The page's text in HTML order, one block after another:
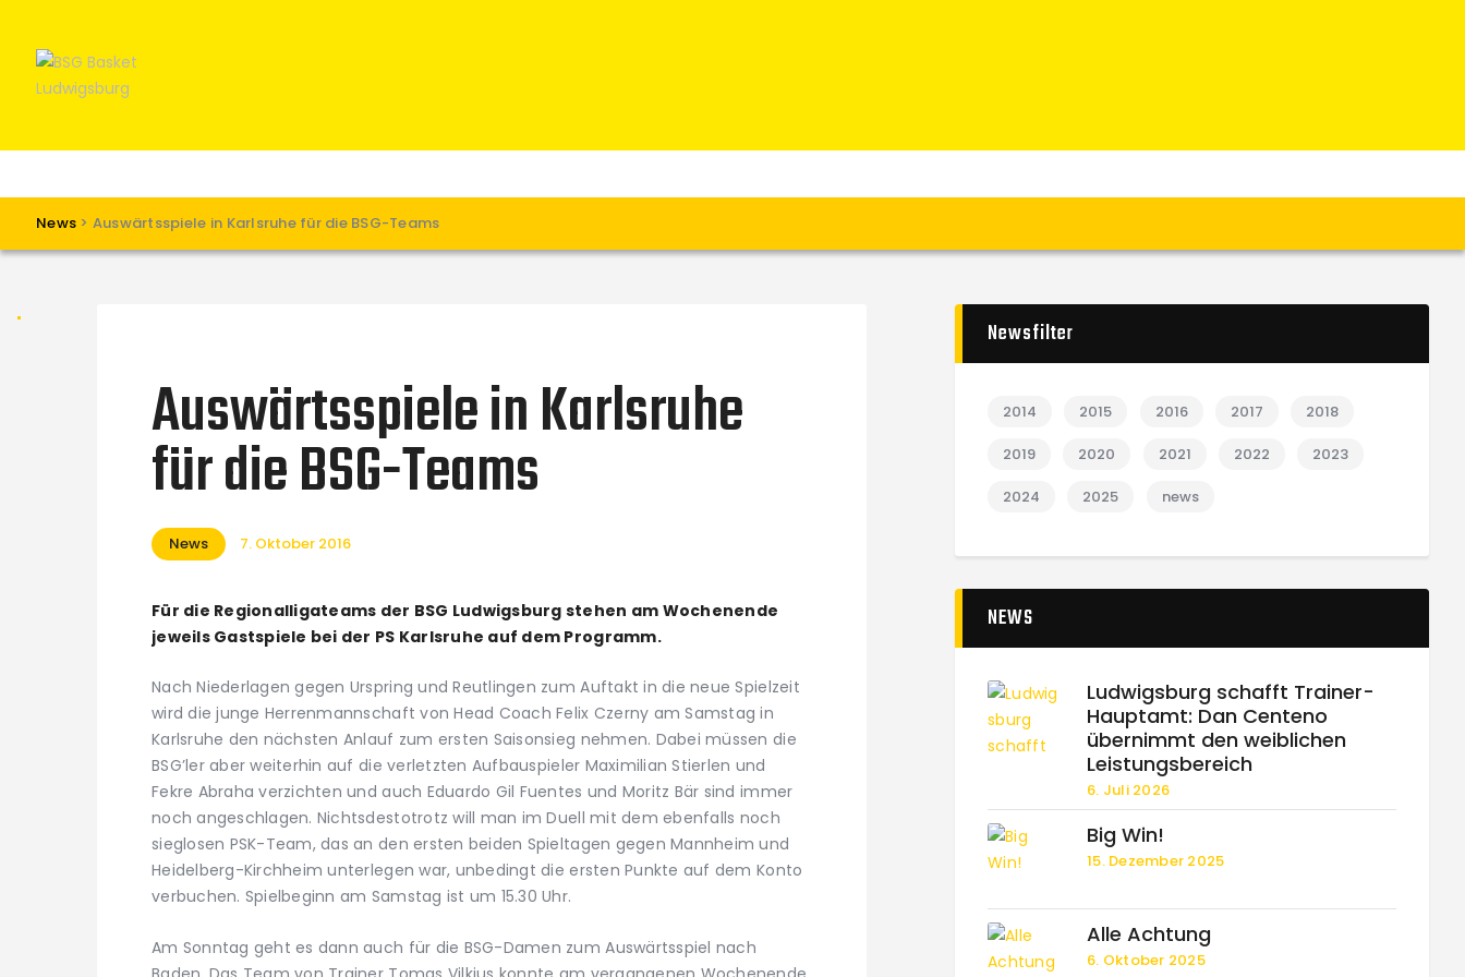
News > Auswärtsspiele in Karlsruhe für die BSG-Teams
Spielbetrieb
Auswärtsspiele in Karlsruhe
für die BSG-Teams
News 7. Oktober 2016
Für die Regionalligateams der BSG Ludwigsburg stehen am Wochenende
jeweils Gastspiele bei der PS Karlsruhe auf dem Programm.
Nach Niederlagen gegen Urspring und Reutlingen zum Auftakt in die neue Spielzeit
wird die junge Herrenmannschaft von Head Coach Felix Czerny am Samstag in
Karlsruhe den nächsten Anlauf zum ersten Saisonsieg nehmen. Dabei müssen die
BSG’ler aber weiterhin auf die verletzten Aufbauspieler Maximilian Stierlen und
Fekre Abraha verzichten und auch Eduardo Gil Fuentes und Moritz Bär sind immer
noch angeschlagen. Nichtsdestotrotz will man im Duell mit dem ebenfalls noch
sieglosen PSK-Team, das an den ersten beiden Spieltagen gegen Mannheim und
Heidelberg-Kirchheim unterlegen war, unbedingt die ersten Punkte auf dem Konto
verbuchen. Spielbeginn am Samstag ist um 15.30 Uhr.
Am Sonntag geht es dann auch für die BSG-Damen zum Auswärtsspiel nach
Newsfilter
2014 2015 2016 2017 2018
2019 2020 2021 2022 2023
2024 2025 news
NEWS
Ludwigsburg schafft Trainer-
Hauptamt: Dan Centeno
übernimmt den weiblichen
Leistungsbereich
6. Juli 2026
Big Win!
15. Dezember 2025
Alle Achtung
6. Oktober 2025